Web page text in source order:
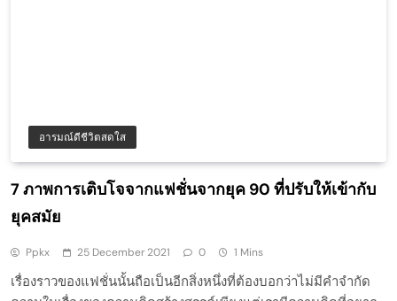
อารมณ์ดีชีวิตสดใส
7 ภาพการเติบโจจากแฟชั่นจากยุค 90 ที่ปรับให้เข้ากับ
ยุคสมัย
Ppkx 25 December 2021 0 1 Mins
เรื่องราวของแฟชั่นนั้นถือเป็นอีกสิ่งหนึ่งที่ต้องบอกว่าไม่มีคำจำกัด